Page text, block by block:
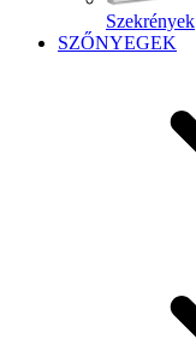
Szekrények
SZŐNYEGEK